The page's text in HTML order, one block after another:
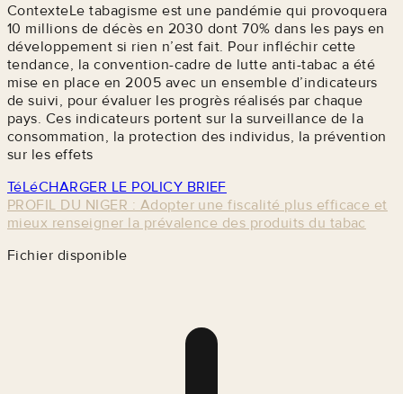
ContexteLe tabagisme est une pandémie qui provoquera
10 millions de décès en 2030 dont 70% dans les pays en
développement si rien n’est fait. Pour infléchir cette
tendance, la convention-cadre de lutte anti-tabac a été
mise en place en 2005 avec un ensemble d’indicateurs
de suivi, pour évaluer les progrès réalisés par chaque
pays. Ces indicateurs portent sur la surveillance de la
consommation, la protection des individus, la prévention
sur les effets
TéLéCHARGER LE POLICY BRIEF
PROFIL DU NIGER : Adopter une fiscalité plus efficace et
mieux renseigner la prévalence des produits du tabac
Fichier disponible